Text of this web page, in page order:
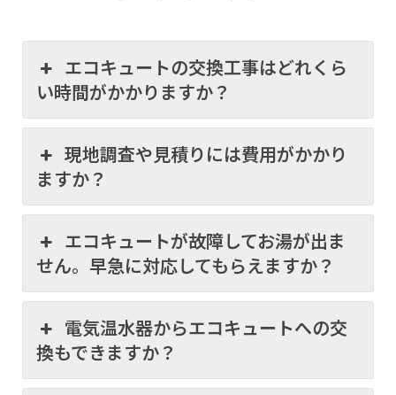
エコキュートの交換工事はどれくら
い時間がかかりますか？
現地調査や見積りには費用がかかり
ますか？
エコキュートが故障してお湯が出ま
せん。早急に対応してもらえますか？
電気温水器からエコキュートへの交
換もできますか？